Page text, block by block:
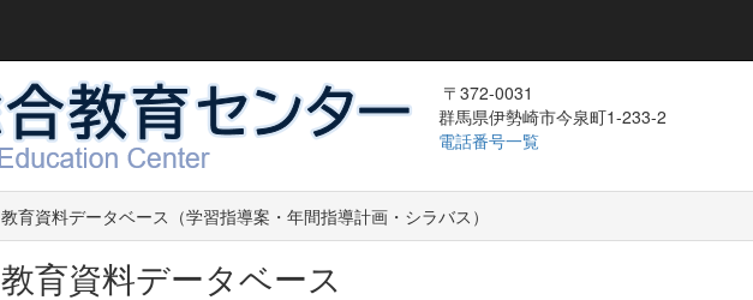
〒372-0031
群馬県伊勢崎市今泉町1-233-2
電話番号一覧
教育資料データベース（学習指導案・年間指導計画・シラバス）
教育資料データベース